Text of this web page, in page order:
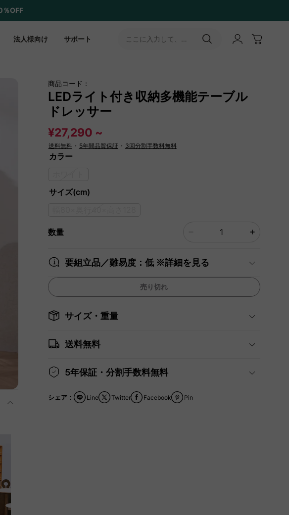
％OFF
法人様向け サポート
ここに入力して、
商品コード：
LEDライト付き収納多機能テーブル
ドレッサー
¥27,290 ~
送料無料 ・ 5年間品質保証 ・ 3回分割手数料無料
カラー
サイズ(cm)
数量
要組立品／難易度：低 ※詳細を見る
売り切れ
サイズ・重量
送料無料
5年保証・分割手数料無料
シェア： Facebook
Twitter Pin
Line